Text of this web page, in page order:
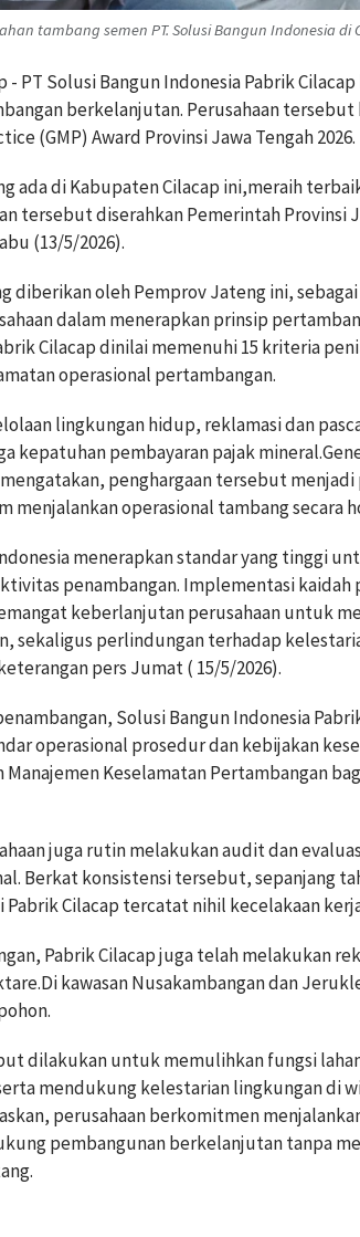
tambang semen PT. Solusi Bangun Indonesia di
- PT Solusi Bangun Indonesia Pabrik
berkelanjutan. Perusahaan tersebut
(GMP) Award Provinsi Jawa Tengah 2026.
ada di Kabupaten Cilacap ini,meraih
tersebut diserahkan Pemerintah Provinsi
(13/5/2026).
diberikan oleh Pemprov Jateng ini,
dalam menerapkan prinsip
Cilacap dinilai memenuhi 15 kriteria
operasional pertambangan.
lingkungan hidup, reklamasi dan
kepatuhan pembayaran pajak
mengatakan, penghargaan tersebut
menjalankan operasional tambang secara
menerapkan standar yang tinggi
penambangan. Implementasi kaidah
keberlanjutan perusahaan untuk
sekaligus perlindungan terhadap
pers Jumat ( 15/5/2026).
Solusi Bangun Indonesia
operasional prosedur dan kebijakan
Keselamatan Pertambangan
juga rutin melakukan audit dan
Berkat konsistensi tersebut, sepanjang
Cilacap tercatat nihil kecelakaan
Pabrik Cilacap juga telah melakukan
kawasan Nusakambangan dan
dilakukan untuk memulihkan fungsi
mendukung kelestarian lingkungan di
perusahaan berkomitmen
pembangunan berkelanjutan tanpa